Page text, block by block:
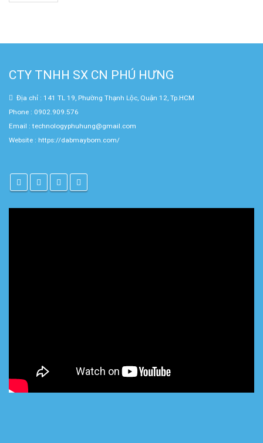
CTY TNHH SX CN PHÚ HƯNG
Địa chỉ : 141 TL 19, Phường Thạnh Lộc, Quận 12, Tp.HCM
Phone : 0902.909.576
Email : technologyphuhung@gmail.com
Website : https://dabmaybom.com/